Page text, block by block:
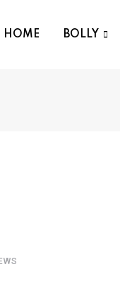
HOME BOLLY